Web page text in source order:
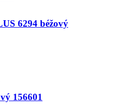
6294 béžový
156601